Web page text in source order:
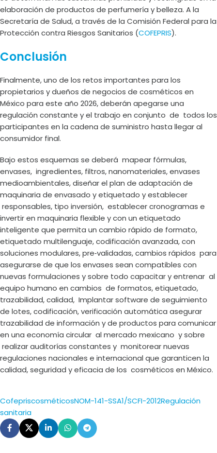
elaboración de productos de perfumería y belleza. A la
Secretaría de Salud, a través de la Comisión Federal para la
Protección contra Riesgos Sanitarios (COFEPRIS).
Conclusión
Finalmente, uno de los retos importantes para los
propietarios y dueños de negocios de cosméticos en
México para este año 2026, deberán apegarse una
regulación constante y el trabajo en conjunto de todos los
participantes en la cadena de suministro hasta llegar al
consumidor final.
Bajo estos esquemas se deberá mapear fórmulas,
envases, ingredientes, filtros, nanomateriales, envases
medioambientales, diseñar el plan de adaptación de
maquinaria de envasado y etiquetado y establecer
responsables, tipo inversión, establecer cronogramas e
invertir en maquinaria flexible y con un etiquetado
inteligente que permita un cambio rápido de formato,
etiquetado multilenguaje, codificación avanzada, con
soluciones modulares, pre‑validadas, cambios rápidos para
asegurarse de que los envases sean compatibles con
nuevas formulaciones y sobre todo capacitar y entrenar al
equipo humano en cambios de formatos, etiquetado,
trazabilidad, calidad, Implantar software de seguimiento
de lotes, codificación, verificación automática asegurar
trazabilidad de información y de productos para comunicar
en una economía circular al mercado mexicano y sobre
realizar auditorías constantes y monitorear nuevas
regulaciones nacionales e internacional que garanticen la
calidad, seguridad y eficacia de los cosméticos en México.
CofepriscosméticosNOM-141-SSA1/SCFI-2012Regulación
sanitaria